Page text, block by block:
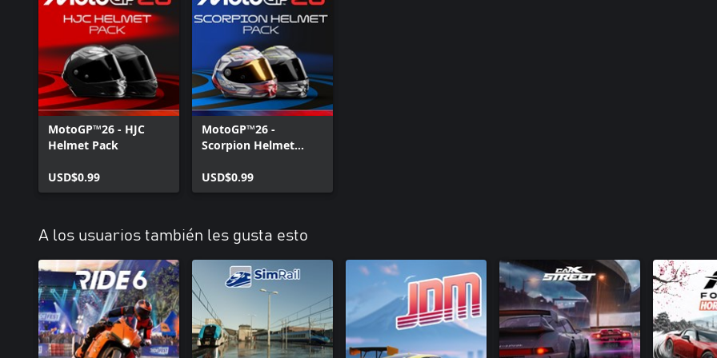
*Excepto Nintendo.
MotoGP™26 - HJC
Helmet Pack
USD$0.99
MotoGP™26 -
Scorpion Helmet
USD$0.99
A los usuarios también les gusta esto